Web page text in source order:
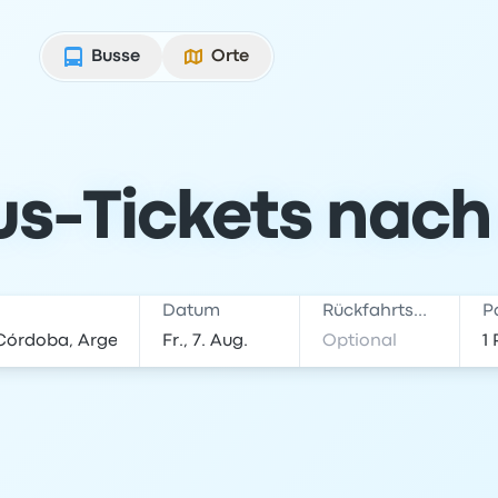
Busse
Orte
Tickets
Datum Rückfahrtsdatum